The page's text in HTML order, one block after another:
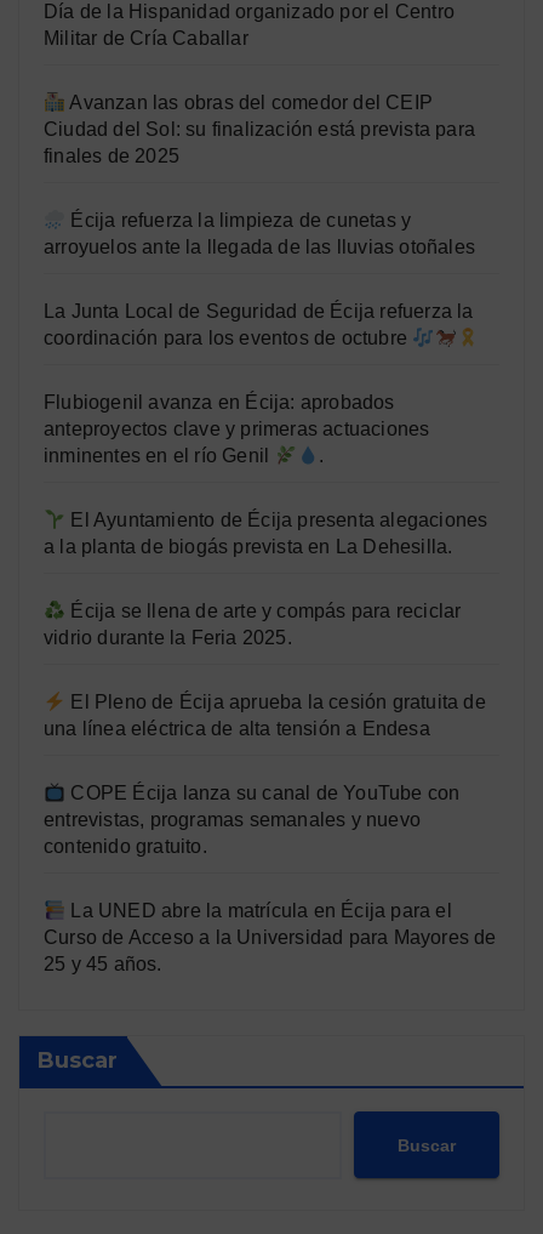
Día de la Hispanidad organizado por el Centro
Militar de Cría Caballar
Avanzan las obras del comedor del CEIP
Ciudad del Sol: su finalización está prevista para
finales de 2025
Écija refuerza la limpieza de cunetas y
arroyuelos ante la llegada de las lluvias otoñales
La Junta Local de Seguridad de Écija refuerza la
coordinación para los eventos de octubre
Flubiogenil avanza en Écija: aprobados
anteproyectos clave y primeras actuaciones
inminentes en el río Genil
.
El Ayuntamiento de Écija presenta alegaciones
a la planta de biogás prevista en La Dehesilla.
Écija se llena de arte y compás para reciclar
vidrio durante la Feria 2025.
El Pleno de Écija aprueba la cesión gratuita de
una línea eléctrica de alta tensión a Endesa
COPE Écija lanza su canal de YouTube con
entrevistas, programas semanales y nuevo
contenido gratuito.
La UNED abre la matrícula en Écija para el
Curso de Acceso a la Universidad para Mayores de
25 y 45 años.
Buscar
Buscar